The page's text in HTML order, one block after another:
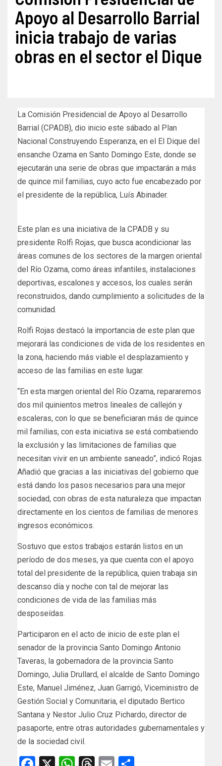
Apoyo al Desarrollo Barrial
inicia trabajo de varias
obras en el sector el Dique
La Comisión Presidencial de Apoyo al Desarrollo
Barrial (CPADB), dio inicio este sábado al Plan
Nacional Construyendo Esperanza, en el El Dique del
ensanche Ozama en Santo Domingo Este, donde se
ejecutarán una serie de obras que impactarán a más
de quince mil familias, cuyo acto fue encabezado por
el presidente de la república, Luís Abinader.
Este plan es una iniciativa de la CPADB y su
presidente Rolfi Rojas, que busca acondicionar las
áreas comunes de los sectores de la margen oriental
del Río Ozama, como áreas infantiles, instalaciones
deportivas, escalones y accesos, los cuales serán
reconstruidos, dando cumplimiento a solicitudes de la
comunidad.
Rolfi Rojas destacó la importancia de este plan que
mejorará las condiciones de vida de los residentes en
la zona, haciendo más viable el desplazamiento y
acceso de las familias en este lugar.
“En esta margen oriental del Río Ozama, repararemos
dos mil quinientos metros lineales de callejón y
escaleras, con lo que se beneficiaran más de quince
mil familias, con esta iniciativa se está combatiendo
la exclusión y las limitaciones de familias que
necesitan vivir en un ambiente saneado”, indicó Rojas.
Añadió que gracias a las iniciativas del gobierno que
está dando los pasos necesarios para una mejor
sociedad, con obras de esta naturaleza que impactan
directamente en los cientos de familias de menores
ingresos económicos.
Sostuvo que estos trabajos estarán listos en un
período de dos meses, ya que cuenta con el apoyo
total del presidente de la república, quien trabaja sin
descanso día y noche con tal de mejorar las
condiciones de vida de las familias más
desposeídas.
Participaron en el acto de inicio de este plan el
senador de la provincia Santo Domingo Antonio
Taveras, la gobernadora de la provincia Santo
Domingo, Julia Drullard, el alcalde de Santo Domingo
Este, Manuel Jiménez, Juan Garrigó, Viceministro de
Gestión Social y Comunitaria, el diputado Bertico
Santana y Nestor Julio Cruz Pichardo, director de
pasaporte, entre otras autoridades gubernamentales y
de la sociedad civil.